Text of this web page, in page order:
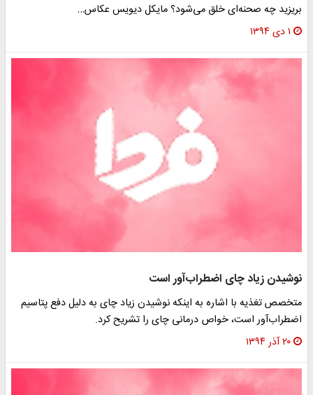
چه صحنه‌ای خلق می‌شود؟ مایکل دیویس عکاس…
۱ دی ۱۳۹۴
زیاد چای اضطراب‌آور است
تغذیه با اشاره به اینکه نوشیدن زیاد چای به دلیل دفع پتاسیم
است، خواص درمانی چای را تشریح کرد.
۲۰ آذر ۱۳۹۴